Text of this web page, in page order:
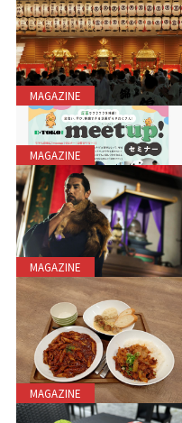
MAGAZINE
MAGAZINE
MAGAZINE
MAGAZINE